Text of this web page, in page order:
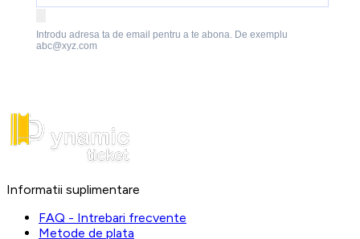
Introdu adresa ta de email pentru a te abona. De exemplu
abc@xyz.com
Informatii suplimentare
FAQ - Intrebari frecvente
Metode de plata